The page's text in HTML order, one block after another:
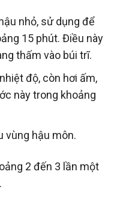
nhỏ, sử dụng để
15 phút. Điều này
thấm vào búi trĩ.
độ, còn hơi ấm,
này trong khoảng
vùng hậu môn.
2 đến 3 lần một